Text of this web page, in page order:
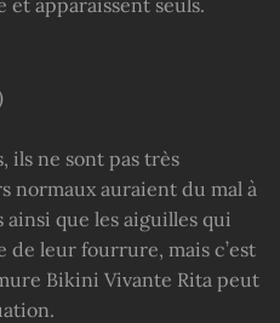
ils ne sont pas très
normaux auraient du mal à
que les aiguilles qui
leur fourrure, mais c’est
Bikini Vivante Rita peut